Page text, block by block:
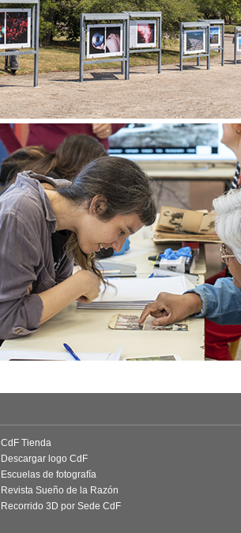
CdF Tienda
Descargar logo CdF
Escuelas de fotografía
Revista Sueño de la Razón
Recorrido 3D por Sede CdF